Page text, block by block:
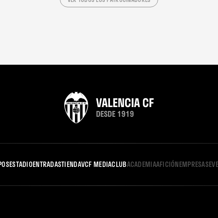
ESTADIOENTRADASTIENDAVCF MEDIACLUBACADEMIAAFICIÓNEMPRESAS